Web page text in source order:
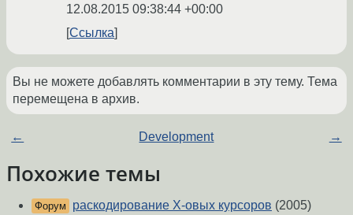
12.08.2015 09:38:44 +00:00
Ссылка
Вы не можете добавлять комментарии в эту тему. Тема
перемещена в архив.
← Development →
Похожие темы
Форум раскодирование Х-овых курсоров (2005)